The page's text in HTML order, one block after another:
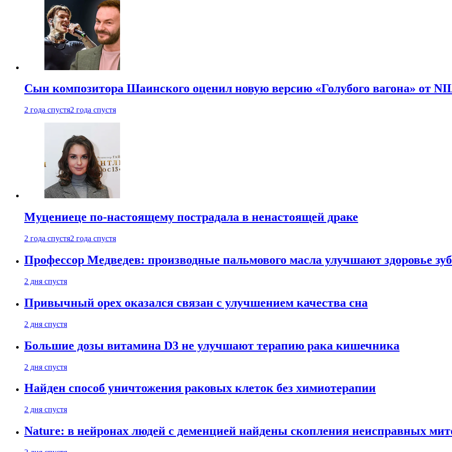
Сын композитора Шаинского оценил новую версию «Голубого вагона» от
2 года спустя2 года спустя
Муцениеце по-настоящему пострадала в ненастоящей драке
2 года спустя2 года спустя
Профессор Медведев: производные пальмового масла улучшают здоровье
2 дня спустя
Привычный орех оказался связан с улучшением качества сна
2 дня спустя
Большие дозы витамина D3 не улучшают терапию рака кишечника
2 дня спустя
Найден способ уничтожения раковых клеток без химиотерапии
2 дня спустя
Nature: в нейронах людей с деменцией найдены скопления неисправных